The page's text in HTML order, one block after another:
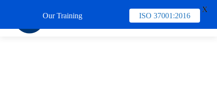
Our Training ISO 37001:2016
X